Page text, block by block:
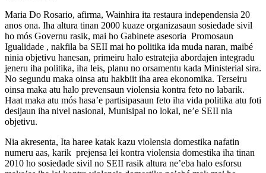
Maria Do Rosario, afirma, Wainhira ita restaura independensia 20
anos ona. Iha altura tinan 2000 kuaze organizasaun sosiedade sivil
ho mós Governu rasik, mai ho Gabinete asesoria Promosaun
Igualidade , nakfila ba SEII mai ho politika ida muda naran, maibé
ninia objetivu hanesan, primeiru halo estratejia abordajen integradu
jeneru iha politika, iha leis, planu no orsamentu kada Ministerial sira.
No segundu maka oinsa atu hakbiit iha area ekonomika. Terseiru
oinsa maka atu halo prevensaun violensia kontra feto no labarik.
Haat maka atu mós hasa’e partisipasaun feto iha vida politika atu foti
desijaun iha nivel nasional, Munisipal no lokal, ne’e SEII nia
objetivu.
Nia akresenta, Ita haree katak kazu violensia domestika nafatin
numeru aas, karik prejensa lei kontra violensia domestika iha tinan
2010 ho sosiedade sivil no SEII rasik altura ne’eba halo esforsu